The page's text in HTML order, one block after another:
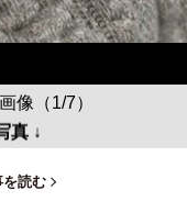
像（1/7）
真 ↓
を読む